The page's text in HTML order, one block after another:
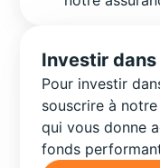
Investir
Pour investir
souscrire à
qui vous donne
fonds